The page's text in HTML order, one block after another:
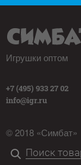
Игрушки оптом
+7 (495) 933 27 02
info@igr.ru
© 2018 «Симбат»